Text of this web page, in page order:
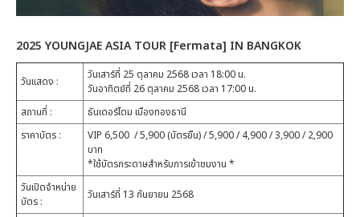
2025 YOUNGJAE ASIA TOUR [Fermata] IN BANGKOK
วันแสดง :
วันเสาร์ที่ 25 ตุลาคม 2568 เวลา 18:00 น.
วันอาทิตย์ที่ 26 ตุลาคม 2568 เวลา 17:00 น.
สถานที่ :
ธันเดอร์โดม เมืองทองธานี
ราคาบัตร :
VIP 6,500 / 5,900 (บัตรยืน) / 5,900 / 4,900 / 3,900 / 2,900
บาท
*ใช้บัตรกระดาษสำหรับการเข้าชมงาน *
วันเปิดจำหน่าย
บัตร :
วันเสาร์ที่ 13 กันยายน 2568